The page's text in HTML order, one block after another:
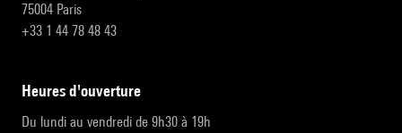
75004 Paris
+33 1 44 78 48 43
heures d'ouverture
Du lundi au vendredi de 9h30 à 19h